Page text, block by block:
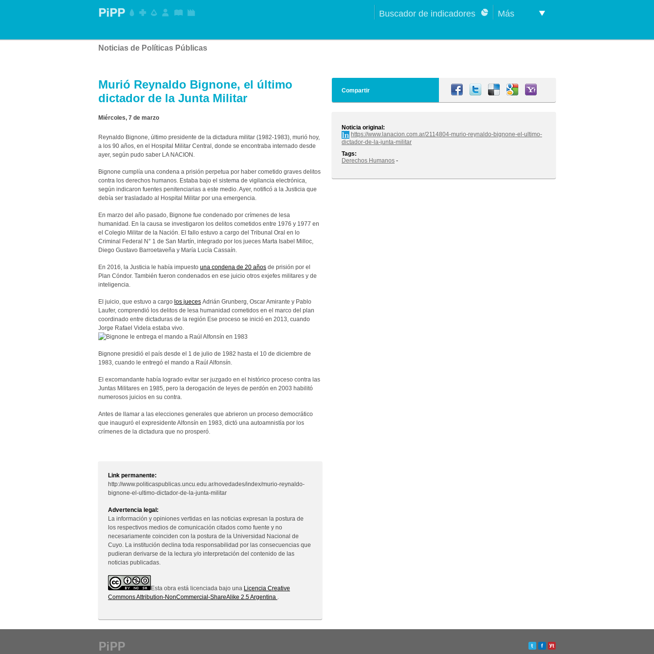
Más
Buscador de indicadores
Noticias de Políticas Públicas
Murió Reynaldo Bignone, el último
dictador de la Junta Militar
Miércoles, 7 de marzo
Reynaldo Bignone, último presidente de la dictadura militar (1982-1983), murió hoy,
a los 90 años, en el Hospital Militar Central, donde se encontraba internado desde
ayer, según pudo saber LA NACION.
Bignone cumplía una condena a prisión perpetua por haber cometido graves delitos
contra los derechos humanos. Estaba bajo el sistema de vigilancia electrónica,
según indicaron fuentes penitenciarias a este medio. Ayer, notificó a la Justicia que
debía ser trasladado al Hospital Militar por una emergencia.
En marzo del año pasado, Bignone fue condenado por crímenes de lesa
humanidad. En la causa se investigaron los delitos cometidos entre 1976 y 1977 en
el Colegio Militar de la Nación. El fallo estuvo a cargo del Tribunal Oral en lo
Criminal Federal N° 1 de San Martín, integrado por los jueces Marta Isabel Milloc,
Diego Gustavo Barroetaveña y María Lucía Cassaín.
En 2016, la Justicia le había impuesto una condena de 20 años de prisión por el
Plan Cóndor. También fueron condenados en ese juicio otros exjefes militares y de
inteligencia.
El juicio, que estuvo a cargo los jueces Adrián Grunberg, Oscar Amirante y Pablo
Laufer, comprendió los delitos de lesa humanidad cometidos en el marco del plan
coordinado entre dictaduras de la región Ese proceso se inició en 2013, cuando
Jorge Rafael Videla estaba vivo.
Bignone presidió el país desde el 1 de julio de 1982 hasta el 10 de diciembre de
1983, cuando le entregó el mando a Raúl Alfonsín.
El excomandante había logrado evitar ser juzgado en el histórico proceso contra las
Juntas Militares en 1985, pero la derogación de leyes de perdón en 2003 habilitó
numerosos juicios en su contra.
Antes de llamar a las elecciones generales que abrieron un proceso democrático
que inauguró el expresidente Alfonsín en 1983, dictó una autoamnistía por los
crímenes de la dictadura que no prosperó.
Link permanente:
http://www.politicaspublicas.uncu.edu.ar/novedades/index/murio-reynaldo-
bignone-el-ultimo-dictador-de-la-junta-militar
Advertencia legal:
La información y opiniones vertidas en las noticias expresan la postura de
los respectivos medios de comunicación citados como fuente y no
necesariamente coinciden con la postura de la Universidad Nacional de
Cuyo. La institución declina toda responsabilidad por las consecuencias que
pudieran derivarse de la lectura y/o interpretación del contenido de las
noticias publicadas.
Esta obra está licenciada bajo una Licencia Creative
Commons Attribution-NonCommercial-ShareAlike 2.5 Argentina .
Compartir
Noticia original:
https://www.lanacion.com.ar/2114804-murio-reynaldo-bignone-el-ultimo-
dictador-de-la-junta-militar
Tags:
Derechos Humanos -